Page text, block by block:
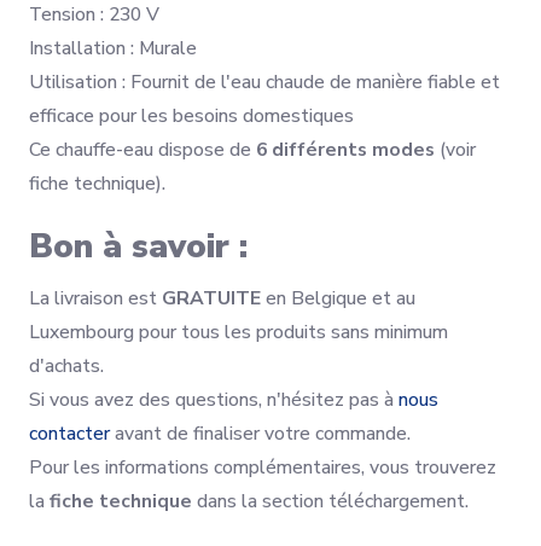
Tension : 230 V
Installation : Murale
Utilisation : Fournit de l'eau chaude de manière fiable et
efficace pour les besoins domestiques
Ce chauffe-eau dispose de 6 différents modes (voir
fiche technique).
Bon à savoir :
La livraison est GRATUITEen Belgique et au
Luxembourg pour tous les produits sans minimum
d'achats.
Si vous avez des questions, n'hésitez pas à nous
contacteravant de finaliser votre commande.
Pour les informations complémentaires, vous trouverez
la fiche technique dans la section téléchargement.